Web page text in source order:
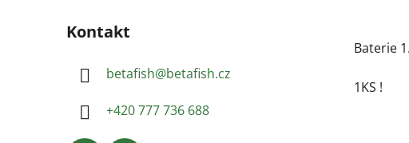
Kontakt
betafish@betafish.cz
+420 777 736 688
Baterie
1KS !